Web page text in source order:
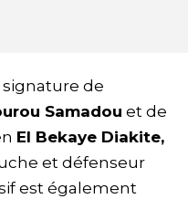
signature de
Samadou et de
El Bekaye Diakite,
et défenseur
est également